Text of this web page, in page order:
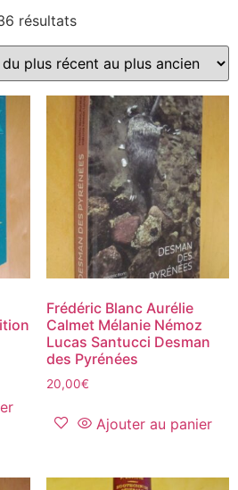
résultats
Frédéric Blanc Aurélie
Calmet Mélanie Némoz
Lucas Santucci Desman
des Pyrénées
20,00€
Ajouter au panier